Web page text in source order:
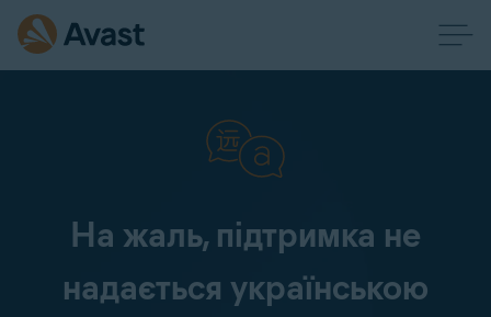
На жаль, підтримка не
надається українською